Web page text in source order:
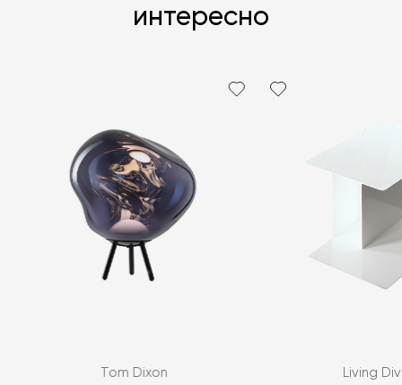
интересно
Tom Dixon
Living